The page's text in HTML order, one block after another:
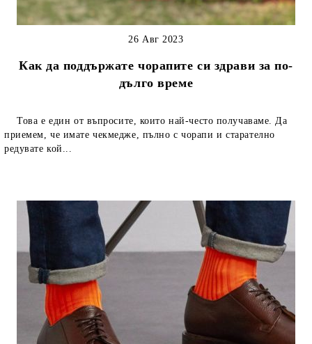
Как да поддържате чорапите си здрави за по-
дълго време
26 Авг 2023
Това е един от въпросите, които най-често получаваме. Да
приемем, че имате чекмедже, пълно с чорапи и старателно
редувате кой...